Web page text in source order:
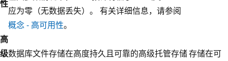
性
应为零（无数据丢失）。 有关详细信息，请参阅
概念 - 高可用性。
高
级数据库文件存储在高度持久且可靠的高级托管存储存储在可